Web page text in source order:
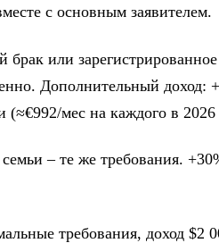
с основным заявителем.
или
Дополнительный доход:
(≈€992/мес на каждого в 2026
– те же требования.
требования, доход $2